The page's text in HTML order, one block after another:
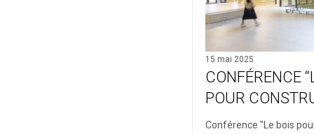
15 mai 2025
CONFÉRENCE
POUR
Conférence "Le bois